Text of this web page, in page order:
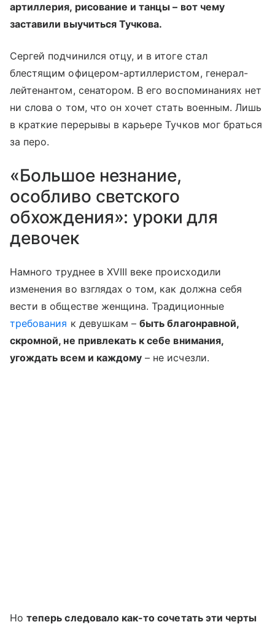
артиллерия, рисование и танцы – вот чему
заставили выучиться Тучкова.
Сергей подчинился отцу, и в итоге стал
блестящим офицером-артиллеристом, генерал-
лейтенантом, сенатором. В его воспоминаниях нет
ни слова о том, что он хочет стать военным. Лишь
в краткие перерывы в карьере Тучков мог браться
за перо.
«Большое незнание,
особливо светского
обхождения»: уроки для
девочек
Намного труднее в XVIII веке происходили
изменения во взглядах о том, как должна себя
вести в обществе женщина. Традиционные
требования к девушкам –быть благонравной,
скромной, не привлекать к себе внимания,
угождать всем и каждому – не исчезли.
Нотеперь следовало как-то сочетать эти черты